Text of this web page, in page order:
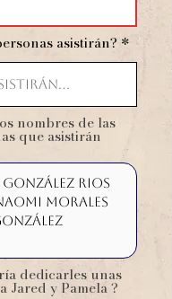
asistirán?
nombres de las
que asistirán
dedicarles unas
Jared y Pamela ?